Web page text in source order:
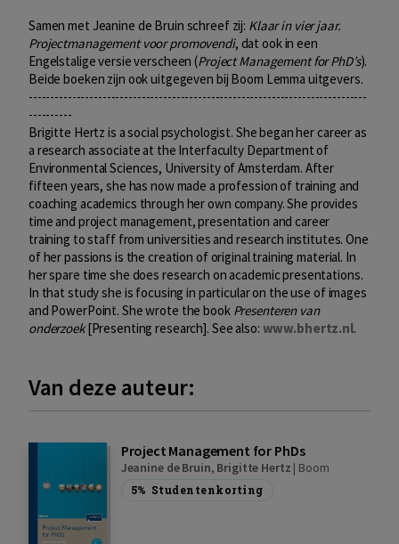
Samen met Jeanine de Bruin schreef zij: Klaar in vier jaar.
Projectmanagement voor promovendi, dat ook in een
Engelstalige versie verscheen (Project Management for PhD’s).
Beide boeken zijn ook uitgegeven bij Boom Lemma uitgevers.
------------------------------------------------------------------------------
----------
Brigitte Hertz is a social psychologist. She began her career as
a research associate at the Interfaculty Department of
Environmental Sciences, University of Amsterdam. After
fifteen years, she has now made a profession of training and
coaching academics through her own company. She provides
time and project management, presentation and career
training to staff from universities and research institutes. One
of her passions is the creation of original training material. In
her spare time she does research on academic presentations.
In that study she is focusing in particular on the use of images
and PowerPoint. She wrote the book Presenteren van
onderzoek[Presenting research]. See also: www.bhertz.nl.
Van deze auteur:
Project Management for PhDs
Jeanine de Bruin, Brigitte Hertz | Boom
5% Studentenkorting